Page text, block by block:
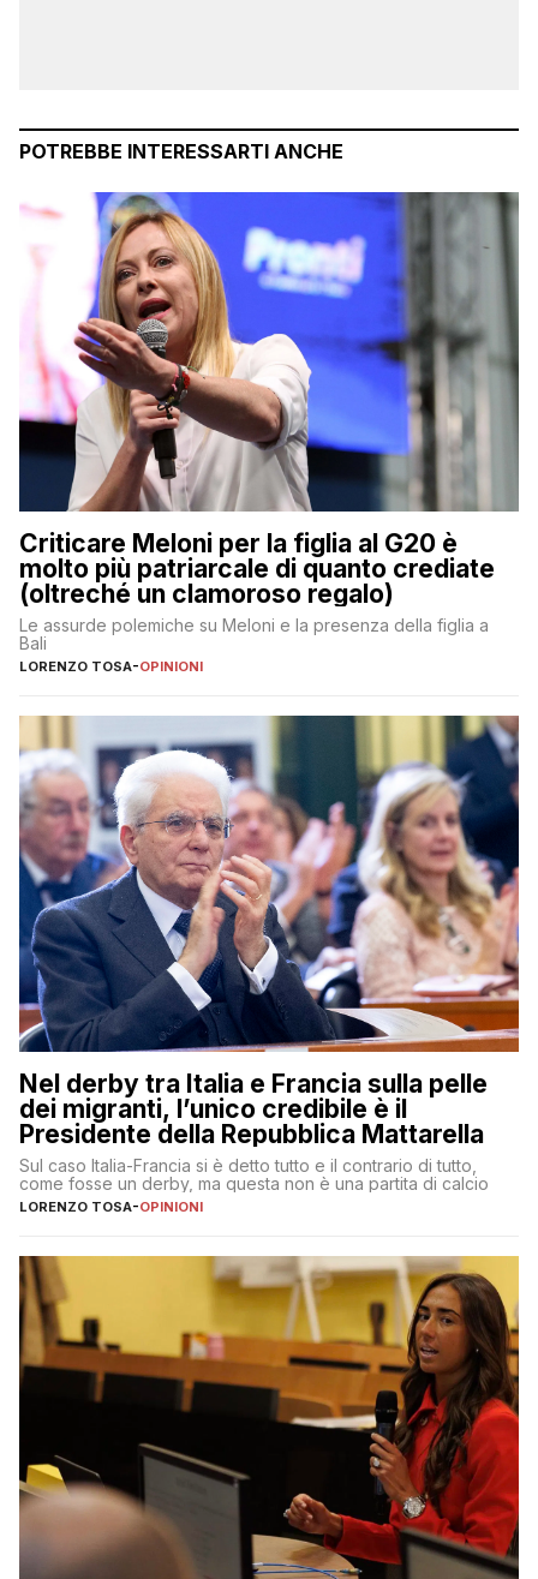
POTREBBE INTERESSARTI ANCHE
Criticare Meloni per la figlia al G20 è
molto più patriarcale di quanto crediate
(oltreché un clamoroso regalo)
Le assurde polemiche su Meloni e la presenza della figlia a
Bali
LORENZO TOSA-OPINIONI
Nel derby tra Italia e Francia sulla pelle
dei migranti, l’unico credibile è il
Presidente della Repubblica Mattarella
Sul caso Italia-Francia si è detto tutto e il contrario di tutto,
come fosse un derby, ma questa non è una partita di calcio
LORENZO TOSA-OPINIONI